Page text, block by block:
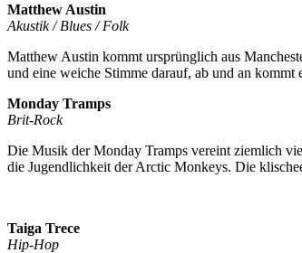
Matthew Austin
Akustik / Blues / Folk
Matthew Austin kommt ursprünglich aus
und eine weiche Stimme darauf, ab und an
Monday Tramps
Brit-Rock
Die Musik der Monday Tramps vereint ziemlich
die Jugendlichkeit der Arctic Monkeys. Die
Taiga Trece
Hip-Hop